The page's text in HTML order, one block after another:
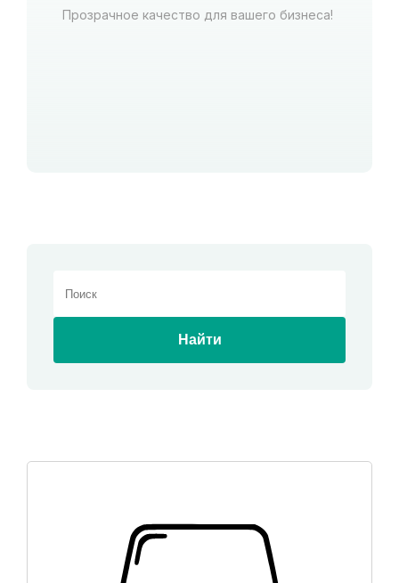
Прозрачное качество для вашего бизнеса!
Найти